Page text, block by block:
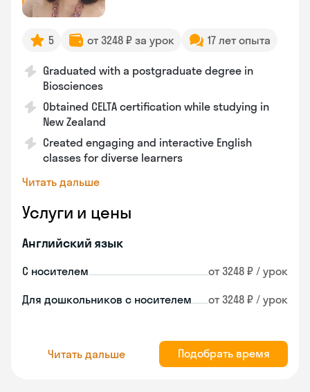
5 от 3248 ₽ за урок 17 лет опыта
Graduated with a postgraduate degree in
Biosciences
Obtained CELTA certification while studying in
New Zealand
Created engaging and interactive English
classes for diverse learners
Читать дальше
Услуги и цены
Английский язык
С носителем от 3248 ₽ / урок
Для дошкольников с носителем от 3248 ₽ / урок
Читать дальше Подобрать время